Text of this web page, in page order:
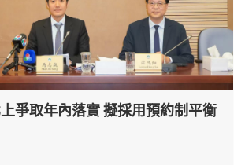
爭取年內落實 擬採用預約制平衡